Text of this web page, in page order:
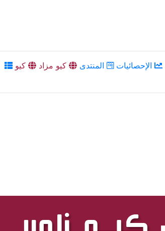
الإحصائيات المنتدى كيو مزاد
كيو